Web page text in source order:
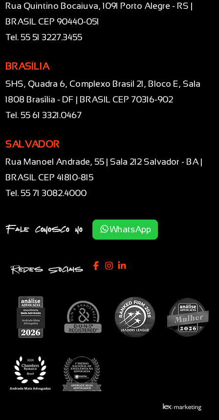
Rua Quintino Bocaiuva, 1091 Porto Alegre - RS |
BRASIL CEP 90440-051
Tel. 55 51 3227.3455
BRASÍLIA
SHS, Quadra 6, Complexo Brasil 21, Bloco E, Sala
1808 Brasília - DF | BRASIL CEP 70316-902
Tel. 55 61 3321.0467
SALVADOR
Rua Manoel Andrade, 55 | Sala 212 Salvador - BA |
BRASIL CEP 41810-815
Tel. 55 71 3082.4000
Fale conosco no WhatsApp
Redes Sociais